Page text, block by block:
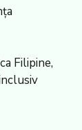
Filipine,